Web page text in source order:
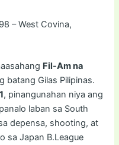
– West Covina,
Fil-Am na
batang Gilas Pilipinas.
, pinangunahan niya ang
laban sa South
depensa, shooting, at
sa Japan B.League